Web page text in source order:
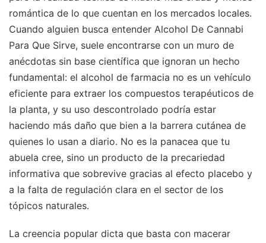
romántica de lo que cuentan en los mercados locales.
Cuando alguien busca entender Alcohol De Cannabi
Para Que Sirve, suele encontrarse con un muro de
anécdotas sin base científica que ignoran un hecho
fundamental: el alcohol de farmacia no es un vehículo
eficiente para extraer los compuestos terapéuticos de
la planta, y su uso descontrolado podría estar
haciendo más daño que bien a la barrera cutánea de
quienes lo usan a diario. No es la panacea que tu
abuela cree, sino un producto de la precariedad
informativa que sobrevive gracias al efecto placebo y
a la falta de regulación clara en el sector de los
tópicos naturales.
La creencia popular dicta que basta con macerar